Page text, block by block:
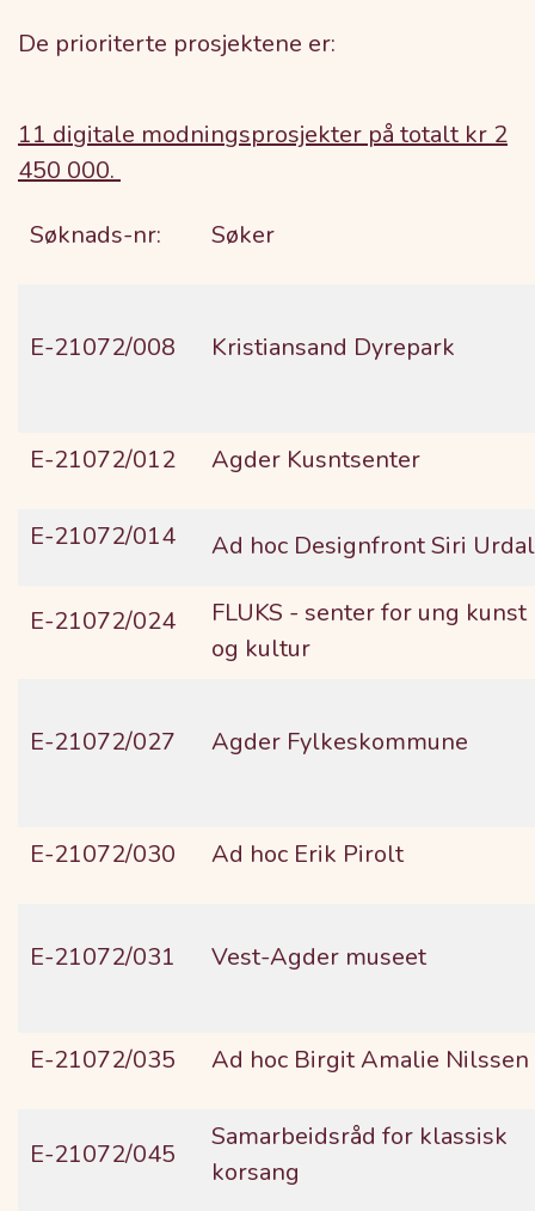
De prioriterte prosjektene er:
11 digitale modningsprosjekter på totalt kr 2
450 000.
Søknads-nr:
Søker
E-21072/008 Kristiansand Dyrepark
E-21072/012 Agder Kusntsenter
E-21072/014 Ad hoc Designfront Siri Urdal
E-21072/024
FLUKS - senter for ung kunst
og kultur
E-21072/027 Agder Fylkeskommune
E-21072/030 Ad hoc Erik Pirolt
E-21072/031 Vest-Agder museet
E-21072/035 Ad hoc Birgit Amalie Nilssen
E-21072/045
Samarbeidsråd for klassisk
korsang